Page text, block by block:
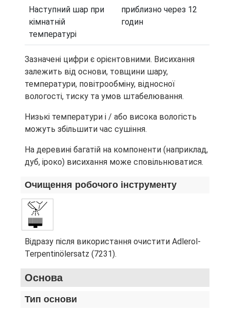
Наступний шар при
кімнатній
температурі
приблизно через 12
годин
Зазначені цифри є орієнтовними. Висихання
залежить від основи, товщини шару,
температури, повітрообміну, відносної
вологості, тиску та умов штабелювання.
Низькі температури і / або висока вологість
можуть збільшити час сушіння.
На деревині багатій на компоненти (наприклад,
дуб, іроко) висихання може сповільнюватися.
Очищення робочого інструменту
Відразу після використання очистити Adlerol-
Terpentinölersatz (7231).
Основа
Тип основи